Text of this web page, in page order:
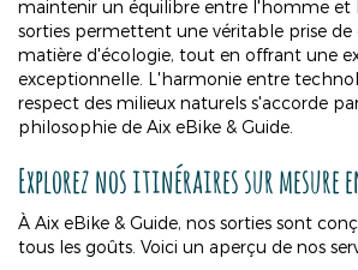
maintenir un équilibre entre l'homme et
sorties permettent une véritable prise de
matière d'écologie, tout en offrant une
exceptionnelle. L'harmonie entre
respect des milieux naturels s'accorde
philosophie de Aix eBike & Guide.
Explorez nos itinéraires sur mesure
À Aix eBike & Guide, nos sorties sont
tous les goûts. Voici un aperçu de nos